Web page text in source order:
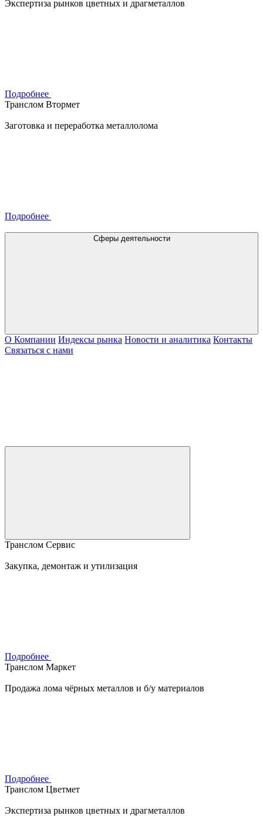
Экспертиза рынков цветных и драгметаллов
Подробнее
Транслом Втормет
Заготовка и переработка металлолома
Подробнее
Сферы деятельности
О Компании Индексы рынка Новости и аналитика Контакты
Связаться с нами
Транслом Сервис
Закупка, демонтаж и утилизация
Подробнее
Транслом Маркет
Продажа лома чёрных металлов и б/у материалов
Подробнее
Транслом Цветмет
Экспертиза рынков цветных и драгметаллов